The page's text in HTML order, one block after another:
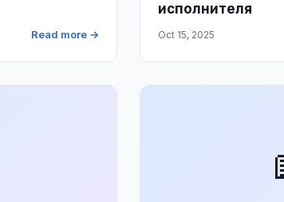
Read more →
исполнителя
Oct 15, 2025